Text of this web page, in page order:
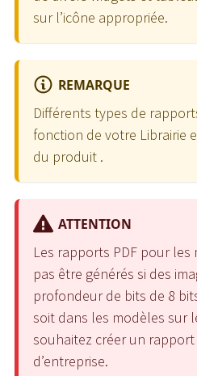
sur l’icône appropriée.
REMARQUE
Différents types de
fonction de votre Librairie
du produit .
ATTENTION
Les rapports PDF pour
pas être générés si des
profondeur de bits de 8
soit dans les modèles sur
souhaitez créer un
d’entreprise.